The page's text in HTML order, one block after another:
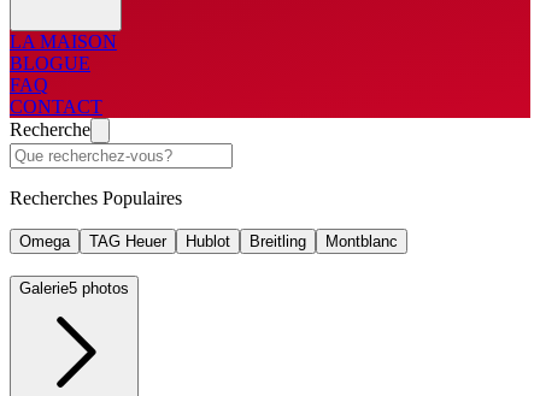
LA MAISON
BLOGUE
FAQ
CONTACT
Recherche
Recherches Populaires
Omega TAG Heuer Hublot Breitling Montblanc
Galerie5 photos